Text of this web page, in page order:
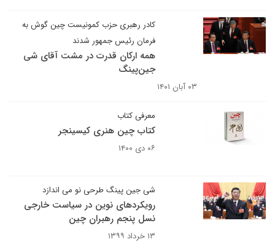
کادر رهبری حزب کمونیست چین گوش به
فرمان رئیس جمهور شدند
همه ارکان قدرت در مشت آقای شی
جین‌پینگ
۰۳ آبان ۱۴۰۱
معرفی کتاب
کتاب چین هنری کیسینجر
۰۶ دی ۱۴۰۰
شی جین پینگ طرحی نو می اندازد
رویکردهای نوین در سیاست خارجی
نسل پنجم رهبران چین
۱۳ خرداد ۱۳۹۹